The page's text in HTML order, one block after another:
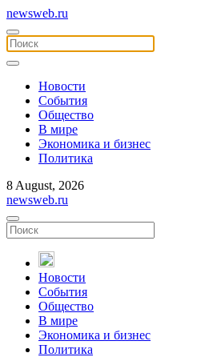
newsweb.ru
Новости
События
Общество
В мире
Экономика и бизнес
Политика
8 August, 2026
newsweb.ru
Новости
События
Общество
В мире
Экономика и бизнес
Политика